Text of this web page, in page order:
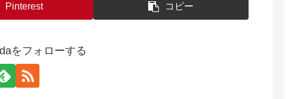
Pinterest コピー
をフォローする